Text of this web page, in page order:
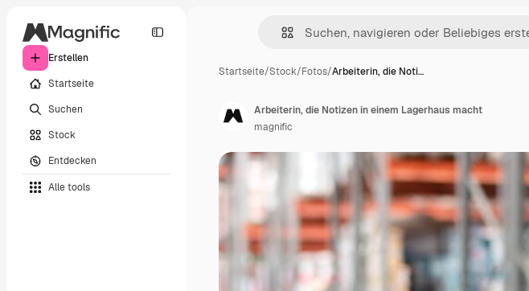
Erstellen
Startseite
Suchen
Stock
Entdecken
Alle tools
Startseite/Stock/Fotos/Arbeiterin, die Noti…
Arbeiterin, die Notizen in einem Lagerhaus macht
magnific